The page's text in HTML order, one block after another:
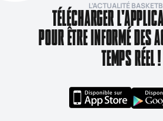
L’ACTUALITÉ
TÉLÉCHARGER
POUR ÊTRE INFORMÉ DES
TEMPS RÉEL !